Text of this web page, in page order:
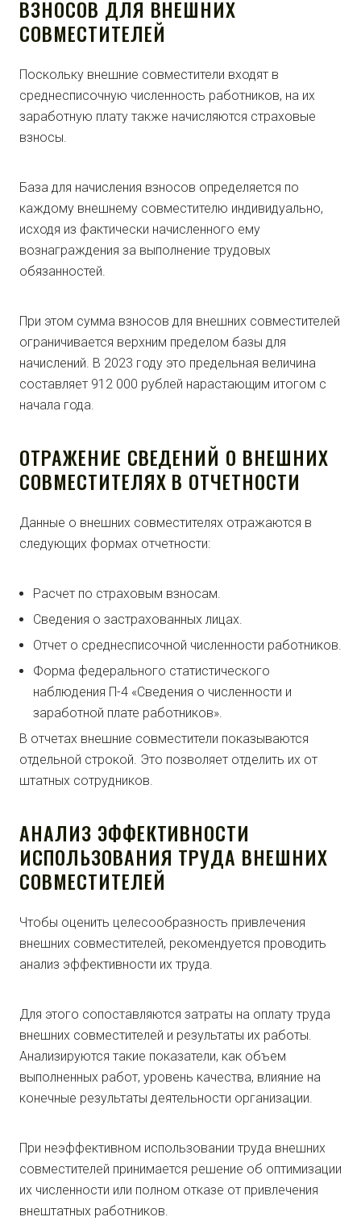
ВЗНОСОВ ДЛЯ ВНЕШНИХ
СОВМЕСТИТЕЛЕЙ
Поскольку внешние совместители входят в
среднесписочную численность работников, на их
заработную плату также начисляются страховые
взносы.
База для начисления взносов определяется по
каждому внешнему совместителю индивидуально,
исходя из фактически начисленного ему
вознаграждения за выполнение трудовых
обязанностей.
При этом сумма взносов для внешних совместителей
ограничивается верхним пределом базы для
начислений. В 2023 году это предельная величина
составляет 912 000 рублей нарастающим итогом с
начала года.
ОТРАЖЕНИЕ СВЕДЕНИЙ О ВНЕШНИХ
СОВМЕСТИТЕЛЯХ В ОТЧЕТНОСТИ
Данные о внешних совместителях отражаются в
следующих формах отчетности:
Расчет по страховым взносам.
Сведения о застрахованных лицах.
Отчет о среднесписочной численности работников.
Форма федерального статистического
наблюдения П-4 «Сведения о численности и
заработной плате работников».
В отчетах внешние совместители показываются
отдельной строкой. Это позволяет отделить их от
штатных сотрудников.
АНАЛИЗ ЭФФЕКТИВНОСТИ
ИСПОЛЬЗОВАНИЯ ТРУДА ВНЕШНИХ
СОВМЕСТИТЕЛЕЙ
Чтобы оценить целесообразность привлечения
внешних совместителей, рекомендуется проводить
анализ эффективности их труда.
Для этого сопоставляются затраты на оплату труда
внешних совместителей и результаты их работы.
Анализируются такие показатели, как объем
выполненных работ, уровень качества, влияние на
конечные результаты деятельности организации.
При неэффективном использовании труда внешних
совместителей принимается решение об оптимизации
их численности или полном отказе от привлечения
внештатных работников.